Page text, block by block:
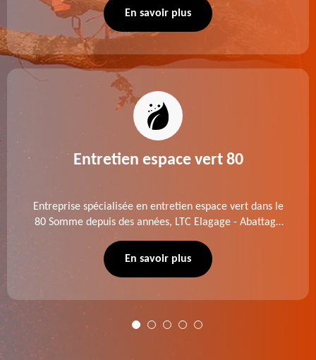
Découvrez un extérieur exceptionnel grâce à notre
En savoir plus
Entretien espace vert 80
Entreprise spécialisée en entretien espace vert dans le
80 Somme depuis des années, LTC Elagage - Abattage
de dessouchage et autre. Devis offert.
En savoir plus